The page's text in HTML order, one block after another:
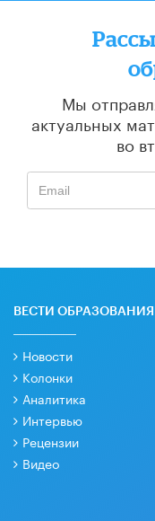
Мы
актуальных
во
ВЕСТИ ОБРАЗОВАНИЯ
Новости
Колонки
Аналитика
Интервью
Рецензии
Видео